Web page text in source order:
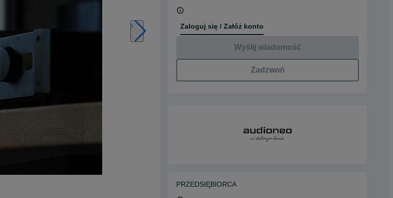
Zaloguj się / Załóż konto
Wyślij wiadomość
Zadzwoń
PRZEDSIĘBIORCA